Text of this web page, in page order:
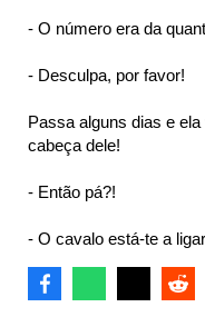
- O número era da
- Desculpa, por favor!
Passa alguns dias e
cabeça dele!
- Então pá?!
- O cavalo está-te a